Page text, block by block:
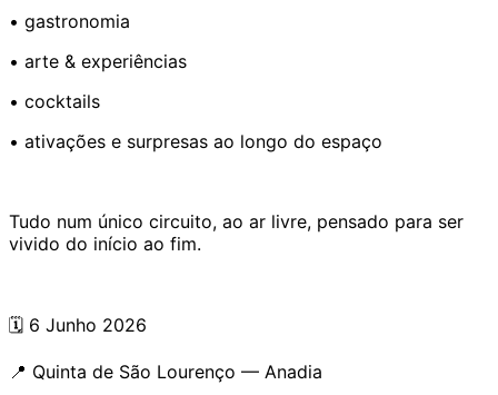
• gastronomia
• arte & experiências
• cocktails
• ativações e surpresas ao longo do espaço
Tudo num único circuito, ao ar livre, pensado para ser
vivido do início ao fim.
🗓️ 6 Junho 2026
📍 Quinta de São Lourenço — Anadia